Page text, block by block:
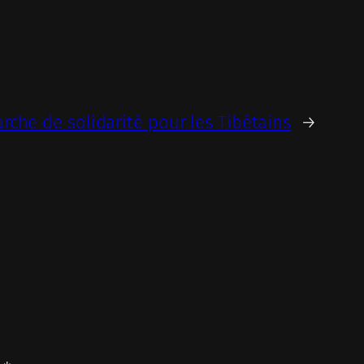
de solidarité pour les Tibétains →